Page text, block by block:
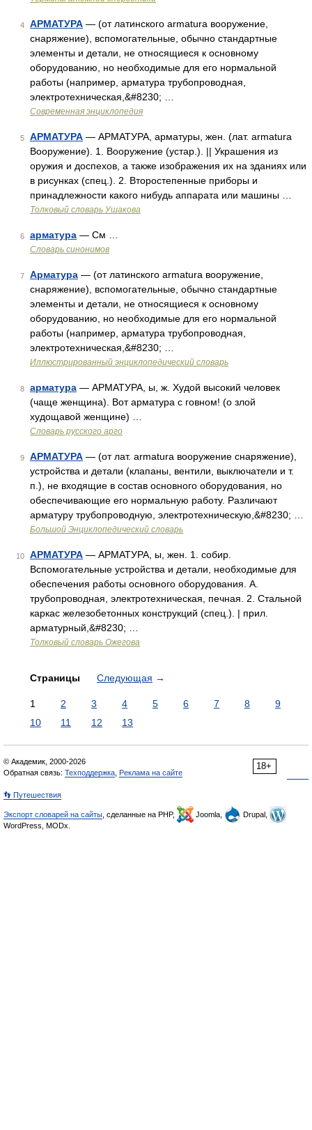
4 АРМАТУРА — (от латинского armatura вооружение,
снаряжение), вспомогательные, обычно стандартные
элементы и детали, не относящиеся к основному
оборудованию, но необходимые для его нормальной
работы (например, арматура трубопроводная,
электротехническая,&#8230; …
Современная энциклопедия
5 АРМАТУРА — АРМАТУРА, арматуры, жен. (лат. armatura
Вооружение). 1. Вооружение (устар.). || Украшения из
оружия и доспехов, а также изображения их на зданиях или
в рисунках (спец.). 2. Второстепенные приборы и
принадлежности какого нибудь аппарата или машины …
Толковый словарь Ушакова
6 арматура — См …
Словарь синонимов
7 Арматура — (от латинского armatura вооружение,
снаряжение), вспомогательные, обычно стандартные
элементы и детали, не относящиеся к основному
оборудованию, но необходимые для его нормальной
работы (например, арматура трубопроводная,
электротехническая,&#8230; …
Иллюстрированный энциклопедический словарь
8 арматура — АРМАТУРА, ы, ж. Худой высокий человек
(чаще женщина). Вот арматура с говном! (о злой
худощавой женщине) …
Словарь русского арго
9 АРМАТУРА — (от лат. armatura вооружение снаряжение),
устройства и детали (клапаны, вентили, выключатели и т.
п.), не входящие в состав основного оборудования, но
обеспечивающие его нормальную работу. Различают
арматуру трубопроводную, электротехническую,&#8230; …
Большой Энциклопедический словарь
10 АРМАТУРА — АРМАТУРА, ы, жен. 1. собир.
Вспомогательные устройства и детали, необходимые для
обеспечения работы основного оборудования. А.
трубопроводная, электротехническая, печная. 2. Стальной
каркас железобетонных конструкций (спец.). | прил.
арматурный,&#8230; …
Толковый словарь Ожегова
Страницы Следующая →
1 2 3 4 5 6 7 8
9
10
11 12 13
18+
© Академик, 2000-2026
Обратная связь: Техподдержка Реклама на сайте
👣 Путешествия
Экспорт словарей на сайты , сделанные на PHP, Joomla,
Drupal,
WordPress, MODx.